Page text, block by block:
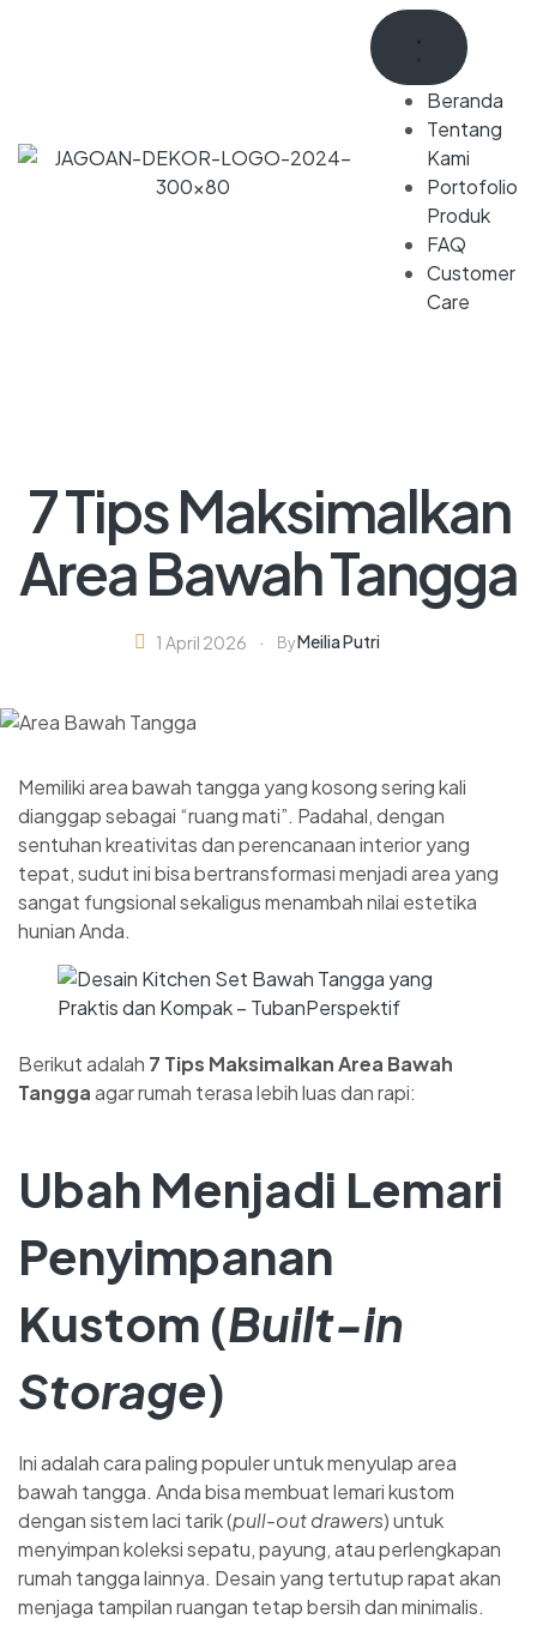
Beranda
Tentang
Kami
Portofolio
Produk
FAQ
Customer
Care
7 Tips Maksimalkan
Area Bawah Tangga
1 April 2026 ByMeilia Putri
Memiliki area bawah tangga yang kosong sering kali
dianggap sebagai “ruang mati”. Padahal, dengan
sentuhan kreativitas dan perencanaan interior yang
tepat, sudut ini bisa bertransformasi menjadi area yang
sangat fungsional sekaligus menambah nilai estetika
hunian Anda.
Berikut adalah 7 Tips Maksimalkan Area Bawah
Tanggaagar rumah terasa lebih luas dan rapi:
Ubah Menjadi Lemari
Penyimpanan
Kustom (Built-in
Storage)
Ini adalah cara paling populer untuk menyulap area
bawah tangga. Anda bisa membuat lemari kustom
dengan sistem laci tarik (pull-out drawers) untuk
menyimpan koleksi sepatu, payung, atau perlengkapan
rumah tangga lainnya. Desain yang tertutup rapat akan
menjaga tampilan ruangan tetap bersih dan minimalis.